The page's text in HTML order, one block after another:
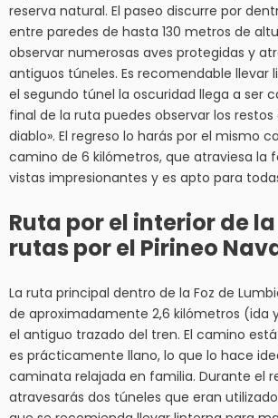
reserva natural. El paseo discurre por
entre paredes de hasta 130 metros de
observar numerosas aves protegidas y
antiguos túneles. Es recomendable llevar
el segundo túnel la oscuridad llega a ser
final de la ruta puedes observar los restos
diablo». El regreso lo harás por el mismo
camino de 6 kilómetros, que atraviesa la
vistas impresionantes y es apto para
Ruta por el interior de la
rutas por el Pirineo
La ruta principal dentro de la Foz de
de aproximadamente 2,6 kilómetros (ida
el antiguo trazado del tren. El camino
es prácticamente llano, lo que lo hace
caminata relajada en familia. Durante el
atravesarás dos túneles que eran